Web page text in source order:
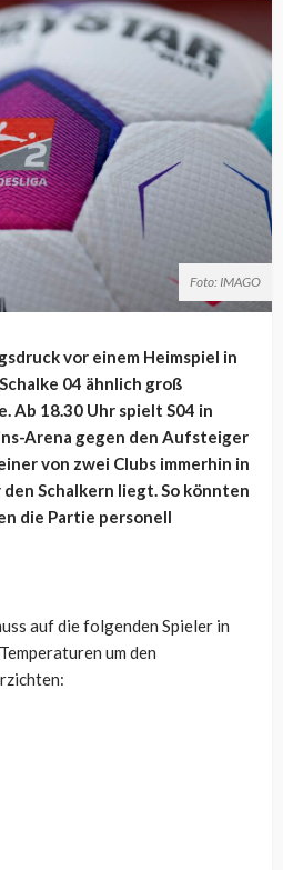
Foto: IMAGO
vor einem Heimspiel in
04 ähnlich groß
Ab 18.30 Uhr spielt S04 in
Arena gegen den Aufsteiger
von zwei Clubs immerhin in
Schalkern liegt. So könnten
die Partie personell
auf die folgenden Spieler in
um den